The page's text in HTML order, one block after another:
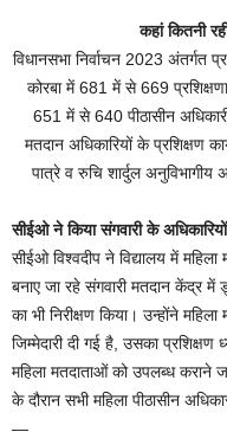
कहां कितनी
विधानसभा निर्वाचन 2023 अंतर्गत
कोरबा में 681 में से 669
651 में से 640 पीठासीन
मतदान अधिकारियों के प्रशिक्षण
पात्रे व रुचि शार्दुल अनुविभागीय
सीईओ ने किया संगवारी के
सीईओ विश्वदीप ने विद्यालय में
बनाए जा रहे संगवारी मतदान केंद्र में
का भी निरीक्षण किया। उन्होंने
जिम्मेदारी दी गई है, उसका
महिला मतदाताओं को उपलब्ध कराने
के दौरान सभी महिला पीठासीन